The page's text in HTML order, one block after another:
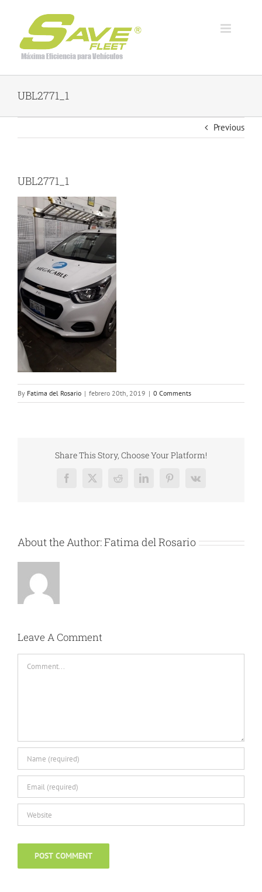
content
UBL2771_1
Previous
UBL2771_1
By Fatima del Rosario | febrero 20th, 2019 | 0 Comments
Share This Story, Choose Your Platform!
Facebook
X RedditLinkedInPinterest
Vk
About the Author:Fatima del Rosario
Leave A Comment